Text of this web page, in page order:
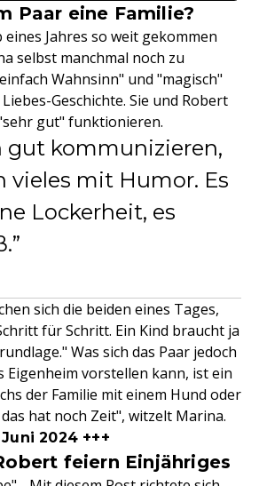
Paar eine Familie?
Jahres so weit gekommen
selbst manchmal noch zu
Wahnsinn" und "magisch"
Geschichte. Sie und Robert
gut" funktionieren.
gut kommunizieren,
vieles mit Humor. Es
Lockerheit, es
sich die beiden eines Tages,
für Schritt. Ein Kind braucht ja
Was sich das Paar jedoch
Eigenheim vorstellen kann, ist ein
der Familie mit einem Hund oder
hat noch Zeit", witzelt Marina.
2024 +++
feiern Einjähriges